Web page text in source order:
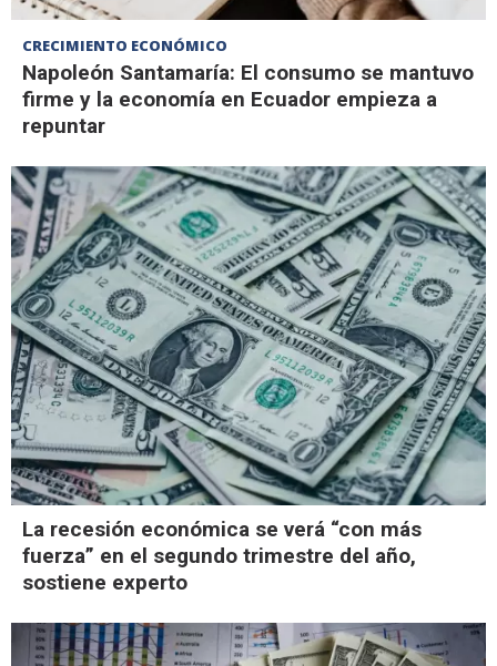
CRECIMIENTO ECONÓMICO
Napoleón Santamaría: El consumo se mantuvo
firme y la economía en Ecuador empieza a
repuntar
La recesión económica se verá “con más
fuerza” en el segundo trimestre del año,
sostiene experto